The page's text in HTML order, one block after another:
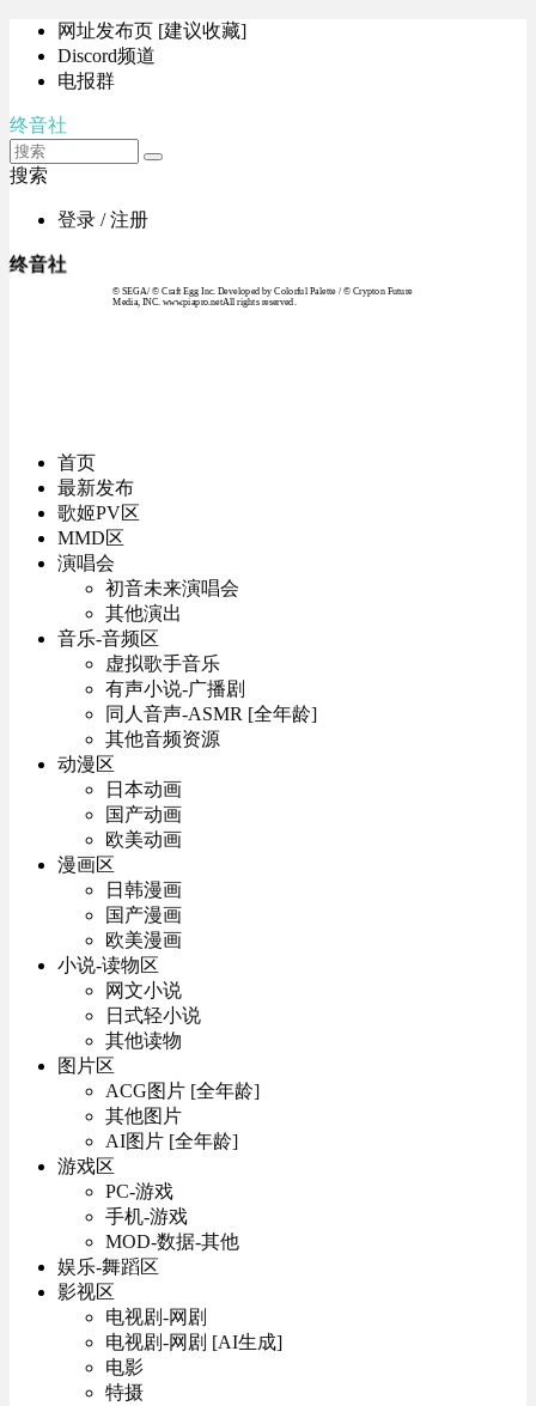
网址发布页 [建议收藏]
Discord频道
电报群
终音社
搜索
登录 / 注册
终音社
© SEGA / © Craft Egg Inc. Developed by Colorful Palette / © Crypton Future
Media, INC. www.piapro.netAll rights reserved.
首页
最新发布
歌姬PV区
MMD区
演唱会
初音未来演唱会
其他演出
音乐-音频区
虚拟歌手音乐
有声小说-广播剧
同人音声-ASMR [全年龄]
其他音频资源
动漫区
日本动画
国产动画
欧美动画
漫画区
日韩漫画
国产漫画
欧美漫画
小说-读物区
网文小说
日式轻小说
其他读物
图片区
ACG图片 [全年龄]
其他图片
AI图片 [全年龄]
游戏区
PC-游戏
手机-游戏
MOD-数据-其他
娱乐-舞蹈区
影视区
电视剧-网剧
电视剧-网剧 [AI生成]
电影
特摄